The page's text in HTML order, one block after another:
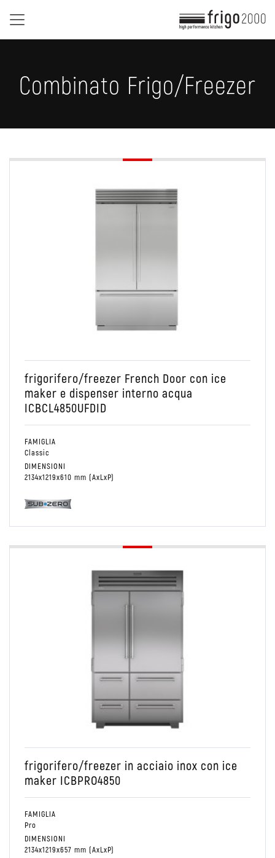
Combinato Frigo/Freezer
frigorifero/freezer French Door con ice
maker e dispenser interno acqua
ICBCL4850UFDID
FAMIGLIA
Classic
DIMENSIONI
2134x1219x610 mm (AxLxP)
frigorifero/freezer in acciaio inox con ice
maker ICBPRO4850
FAMIGLIA
Pro
DIMENSIONI
2134x1219x657 mm (AxLxP)
PRO48
Combinato Frigo/Freezer
Informativa sulla raccolta